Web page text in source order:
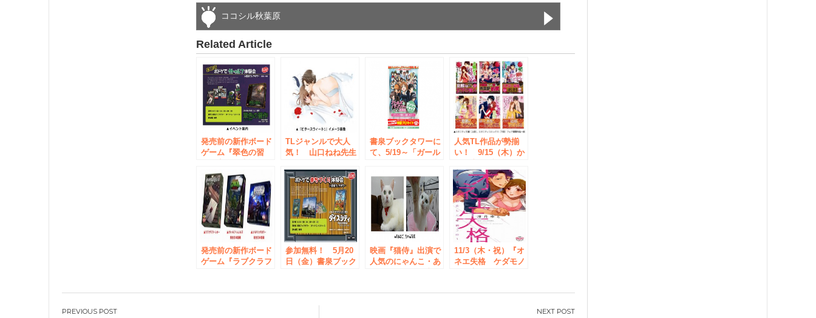
ココシル秋葉原
Related Article
発売前の新作ボード
ゲーム『翠色の習
を一足早く体験！
6月3日（金）書泉ブ
ックタワーにて
「『帰ってきた！』
ボドゲでクトゥルフ
体験会」開催！
TLジャンルで大人
気！ 山口ねね先生
『ビタースウィート
1』発売を記念して
７/２３（土）書泉
ブックタワーにて初
サイン会を開催！
書泉ブックタワーに
て、5/19～「ガール
場版」オンリーショ
ップを開催中！
人気TL作品が勢揃
い！ 9/15（木）か
ーにて「エタニティ
シリーズ コミカラ
イズコラボフェア」
開催！
発売前の新作ボード
ゲーム『ラブクラフ
クタワーにて『ボド
参加無料！ 5月20
日（金）書泉ブック
験会」開催！
映画『猫侍』出演で
人気のにゃんこ・あ
任！ 5/22（日）書
11/3（木・祝）『オ
ネエ失格 ケダモノ
して、書泉ブックタ
投